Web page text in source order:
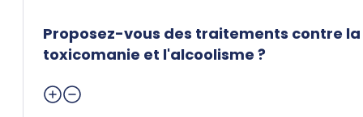
Proposez-vous des traitements contre la
toxicomanie et l'alcoolisme ?